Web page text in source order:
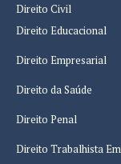
Direito Civil
Direito Educacional
Direito Empresarial
Direito da Saúde
Direito Penal
Direito Trabalhista